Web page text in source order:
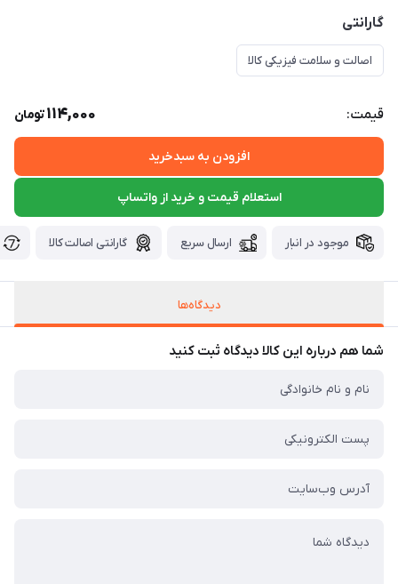
گارانتی
اصالت و سلامت فیزیکی کالا
قیمت: 114,000تومان
افزودن به سبدخرید
استعلام قیمت و خرید از واتساپ
موجود در انبار ارسال سریع گارانتی اصالت کالا
دیدگاه‌ها
شما هم درباره این کالا دیدگاه ثبت کنید